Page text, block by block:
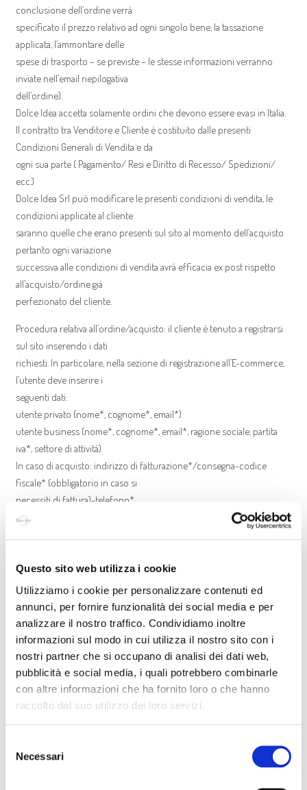
Questo sito web utilizza i cookie
Utilizziamo i cookie per personalizzare contenuti ed
annunci, per fornire funzionalità dei social media e per
analizzare il nostro traffico. Condividiamo inoltre
informazioni sul modo in cui utilizza il nostro sito con i
nostri partner che si occupano di analisi dei dati web,
pubblicità e social media, i quali potrebbero combinarle
con altre informazioni che ha fornito loro o che hanno
raccolto dal suo utilizzo dei loro servizi.
delNecessari
conclusione dell’ordine verrà
specificato il prezzo relativo ad ogni singolo bene, la tassazione
applicata, l’ammontare delle
spese di trasporto – se previste – le stesse informazioni verranno
inviate nell’email riepilogativa
dell’ordine).
Dolce Idea accetta solamente ordini che devono essere evasi in Italia.
Il contratto tra Venditore e Cliente è costituito dalle presenti
Condizioni Generali di Vendita e da
ogni sua parte ( Pagamento/ Resi e Diritto di Recesso/ Spedizioni/
ecc.)
Dolce Idea Srl può modificare le presenti condizioni di vendita, le
condizioni applicate al cliente
saranno quelle che erano presenti sul sito al momento dell’acquisto
pertanto ogni variazione
successiva alle condizioni di vendita avrà efficacia ex post rispetto
all’acquisto/ordine già
perfezionato del cliente.
Procedura relativa all’ordine/acquisto: il cliente è tenuto a registrarsi
sul sito inserendo i dati
richiesti. In particolare, nella sezione di registrazione all’E-commerce,
l’utente deve inserire i
seguenti dati:
utente privato (nome*, cognome*, email*)
utente business (nome*, cognome*, email*, ragione sociale, partita
iva*, settore di attività)
In caso di acquisto: indirizzo di fatturazione*/consegna-codice
fiscale* (obbligatorio in caso si
necessiti di fattura)-telefono*
Dati Pagamento: (vedere la sezione relativa ai pagamenti)
Il cliente procede con l’ordine/acquisto della merce seguendo la
dettaglio: inserimento prodotti nel carrello (con indicazione del
prezzo, % Iva applicata, importo
spese di spedizione, importo di eventuali omaggi o sconti, indicazione
del luogo di consegna (
uguale a quello di fatturazione/personalizzato, ritiro in sede), presa
visione e accettazione del
contratto, scelta della modalità di pagamento).
Ogni prodotto è caratterizzato da Immagine, Descrizione, Scheda
Tecnica con le specifiche di
vendita e può non essere